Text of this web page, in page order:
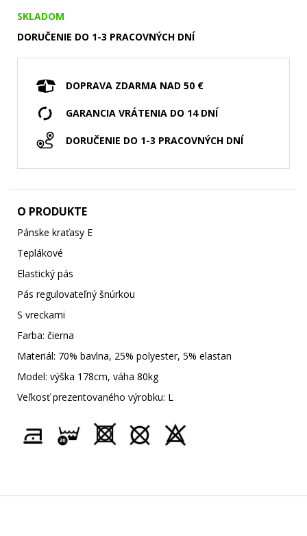
SKLADOM
DORUČENIE DO 1-3 PRACOVNÝCH DNÍ
DOPRAVA ZDARMA NAD 50 €
GARANCIA VRÁTENIA DO 14 DNÍ
DORUČENIE DO 1-3 PRACOVNÝCH DNÍ
O PRODUKTE
Pánske kraťasy E
Teplákové
Elastický pás
Pás regulovateľný šnúrkou
S vreckami
Farba: čierna
Materiál: 70% bavlna, 25% polyester, 5% elastan
Model: výška 178cm, váha 80kg
Veľkosť prezentovaného výrobku: L